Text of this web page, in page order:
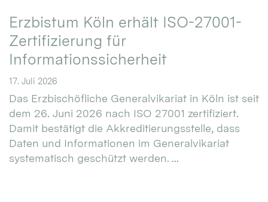
Erzbistum Köln erhält ISO-27001-
Zertifizierung für
Informationssicherheit
17. Juli 2026
Das Erzbischöfliche Generalvikariat in Köln ist seit
dem 26. Juni 2026 nach ISO 27001 zertifiziert.
Damit bestätigt die Akkreditierungsstelle, dass
Daten und Informationen im Generalvikariat
systematisch geschützt werden. ...